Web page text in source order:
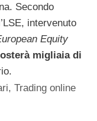
Secondo
intervenuto
Equity
migliaia di
,Trading online